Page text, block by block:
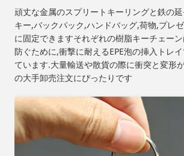
頑丈な金属のスプリートキーリングと鉄の
キー,バックパック,ハンドバッグ,荷物,プレ
に固定できますそれぞれの樹脂キーチェー
防ぐために,衝撃に耐えるEPE泡の挿入トレ
ています.大量輸送や散貨の際に衝突と変形
の大手卸売注文にぴったりです